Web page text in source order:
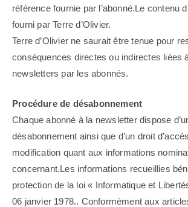
référence fournie par l’abonné.Le contenu
fourni par Terre d’Olivier.
Terre d’Olivier ne saurait être tenue pour
conséquences directes ou indirectes liées
newsletters par les abonnés.
Procédure de désabonnement
Chaque abonné à la newsletter dispose
désabonnement ainsi que d’un droit
modification quant aux informations
concernant.Les informations recueillies
protection de la loi « Informatique et
06 janvier 1978.. Conformément aux